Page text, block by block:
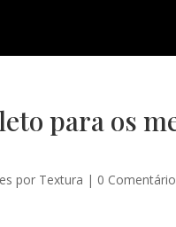
para os
por Textura | 0